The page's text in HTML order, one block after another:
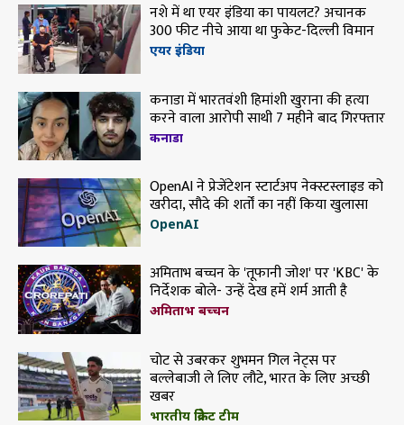
नशे में था एयर इंडिया का पायलट? अचानक
300 फीट नीचे आया था फुकेट-दिल्ली विमान
एयर इंडिया
कनाडा में भारतवंशी हिमांशी खुराना की हत्या
करने वाला आरोपी साथी 7 महीने बाद गिरफ्तार
कनाडा
OpenAI ने प्रेजेंटेशन स्टार्टअप नेक्स्टस्लाइड को
खरीदा, सौदे की शर्तों का नहीं किया खुलासा
OpenAI
अमिताभ बच्चन के 'तूफानी जोश' पर 'KBC' के
निर्देशक बोले- उन्हें देख हमें शर्म आती है
अमिताभ बच्चन
चोट से उबरकर शुभमन गिल नेट्स पर
बल्लेबाजी ले लिए लौटे, भारत के लिए अच्छी
खबर
भारतीय क्रिकेट टीम